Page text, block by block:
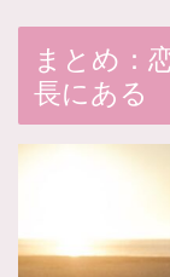
まとめ：
長にある